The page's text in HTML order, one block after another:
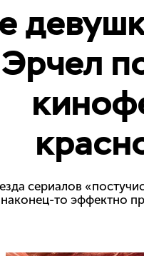
Эрчел
сериалов
наконец-то эффектно